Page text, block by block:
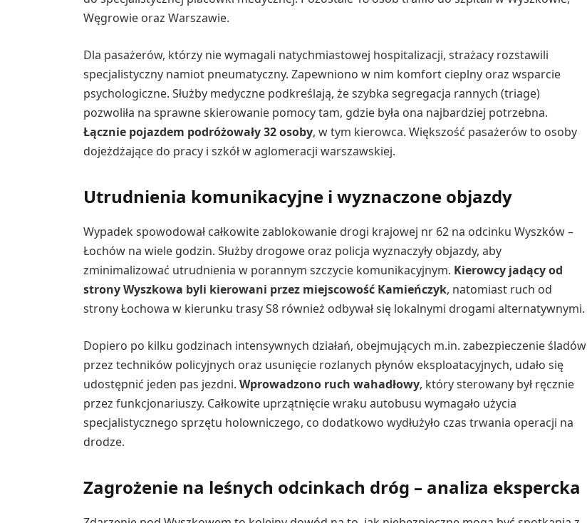
Węgrowie oraz Warszawie.
Dla pasażerów, którzy nie wymagali natychmiastowej hospitalizacji, strażacy rozstawili
specjalistyczny namiot pneumatyczny. Zapewniono w nim komfort cieplny oraz wsparcie
psychologiczne. Służby medyczne podkreślają, że szybka segregacja rannych (triage)
pozwoliła na sprawne skierowanie pomocy tam, gdzie była ona najbardziej potrzebna.
Łącznie pojazdem podróżowały 32 osoby, w tym kierowca. Większość pasażerów to osoby
dojeżdżające do pracy i szkół w aglomeracji warszawskiej.
Utrudnienia komunikacyjne i wyznaczone objazdy
Wypadek spowodował całkowite zablokowanie drogi krajowej nr 62 na odcinku Wyszków –
Łochów na wiele godzin. Służby drogowe oraz policja wyznaczyły objazdy, aby
zminimalizować utrudnienia w porannym szczycie komunikacyjnym. Kierowcy jadący od
strony Wyszkowa byli kierowani przez miejscowość Kamieńczyk, natomiast ruch od
strony Łochowa w kierunku trasy S8 również odbywał się lokalnymi drogami alternatywnymi.
Dopiero po kilku godzinach intensywnych działań, obejmujących m.in. zabezpieczenie śladów
przez techników policyjnych oraz usunięcie rozlanych płynów eksploatacyjnych, udało się
udostępnić jeden pas jezdni.Wprowadzono ruch wahadłowy, który sterowany był ręcznie
przez funkcjonariuszy. Całkowite uprzątnięcie wraku autobusu wymagało użycia
specjalistycznego sprzętu holowniczego, co dodatkowo wydłużyło czas trwania operacji na
drodze.
Zagrożenie na leśnych odcinkach dróg – analiza ekspercka